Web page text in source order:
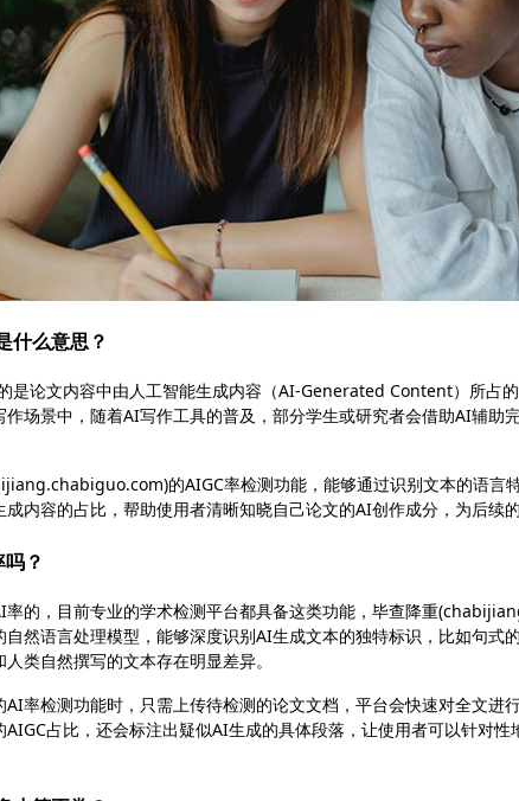
什么意思？
是论文内容中由人工智能生成内容（AI-Generated Content）所占
作场景中，随着AI写作工具的普及，部分学生或研究者会借助AI辅助
的AIGC率检测功能，能够通过识别文本的语言
内容的占比，帮助使用者清晰知晓自己论文的AI创作成分，为后续
？
率的，目前专业的学术检测平台都具备这类功能，毕查降重
自然语言处理模型，能够深度识别AI生成文本的独特标识，比如句式
类自然撰写的文本存在明显差异。
AI率检测功能时，只需上传待检测的论文文档，平台会快速对全文进
AIGC占比，还会标注出疑似AI生成的具体段落，让使用者可以针对